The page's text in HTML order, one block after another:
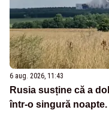
6 aug. 2026, 11:43
Rusia susține că a
într-o singură